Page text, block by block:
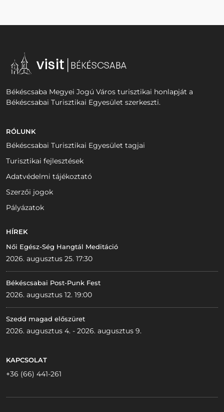
Békéscsaba Megyei Jogú Város turisztikai honlapját a
Békéscsabai Turisztikai Egyesület szerkeszti.
RÓLUNK
Békéscsabai Turisztikai Egyesület tagjai
Turisztikai fejlesztések
Adatvédelmi tájékoztató
Szerzői jogok
Pályázatok
HÍREK
Női Egész-Ség Hangtál Meditáció
2026. augusztus 25. 17:30
Békéscsabai Post-Punk Fest
2026. augusztus 12. 19:00
Szedd magad előszüret
2026. augusztus 4. - 2026. augusztus 9.
KAPCSOLAT
+36 (66) 441-261